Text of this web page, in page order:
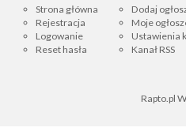
Strona główna
Rejestracja
Logowanie
Reset hasła
Dodaj
Moje
Ustawienia
Kanał RSS
Rapto.pl